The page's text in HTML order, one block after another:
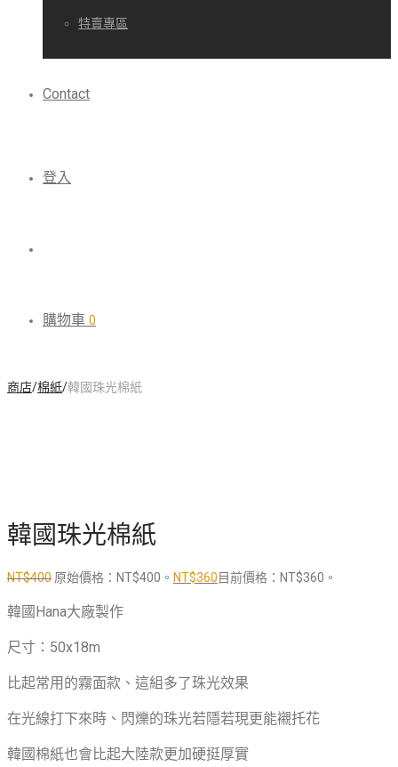
特賣專區
Contact
登入
購物車 0
商店/棉紙/韓國珠光棉紙
韓國珠光棉紙
NT$400 原始價格：NT$400。 NT$360目前價格：NT$360。
韓國Hana大廠製作
尺寸：50x18m
比起常用的霧面款、這組多了珠光效果
在光線打下來時、閃爍的珠光若隱若現更能襯托花
韓國棉紙也會比起大陸款更加硬挺厚實